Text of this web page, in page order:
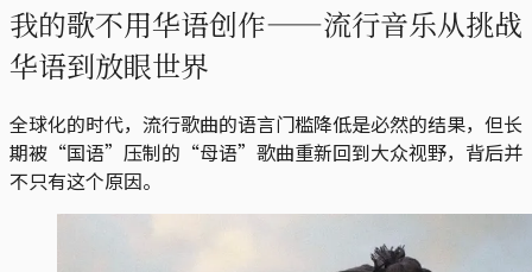
我的歌不用华语创作——流行音乐从挑战
华语到放眼世界
全球化的时代，流行歌曲的语言门槛降低是必然的结果，但长
期被“国语”压制的“母语”歌曲重新回到大众视野，背后并
不只有这个原因。